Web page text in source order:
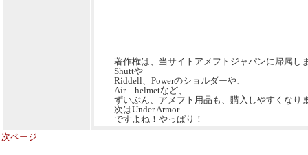
著作権は、当サイトアメフトジャパンに帰属し
Shuttや
Riddell、Powerのショルダーや、
Air helmetなど、
ずいぶん、アメフト用品も、購入しやすくなり
次はUnder Armor
ですよね！やっぱり！
次ページ